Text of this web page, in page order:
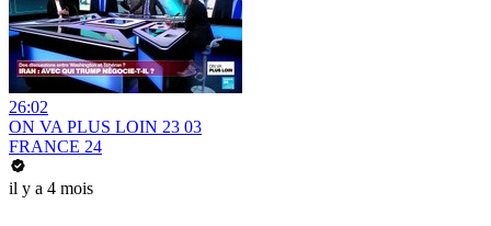
26:02
ON VA PLUS LOIN 23 03
FRANCE 24
il y a 4 mois